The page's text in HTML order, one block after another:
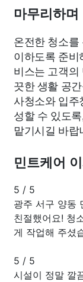
마무리하며
온전한 청소
이하도록 준
비스는 고객
끗한 생활 공
사청소와 입
성할 수 있도
맡기시길 바랍
민트케어
5 / 5
광주 서구 양동
친절했어요! 청
게 작업해 주셨
5 / 5
시설이 정말 깔